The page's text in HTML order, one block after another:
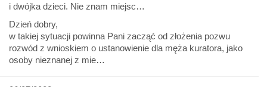
i dwójka dzieci. Nie znam miejsc…
Dzień dobry,
w takiej sytuacji powinna Pani zacząć od złożenia pozwu
rozwód z wnioskiem o ustanowienie dla męża kuratora, jako
osoby nieznanej z mie…